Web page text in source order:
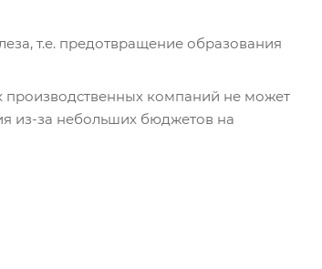
т.е. предотвращение образования
компаний не может
из-за небольших бюджетов на